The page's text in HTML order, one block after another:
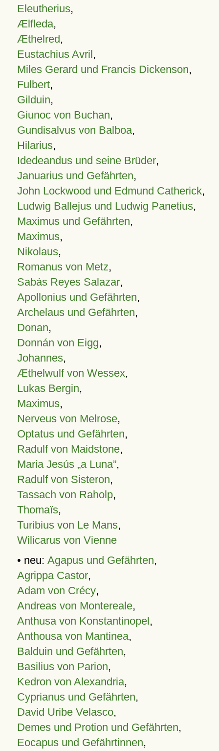
Eleutherius,
Ælfleda,
Æthelred,
Eustachius Avril,
Miles Gerard und Francis Dickenson,
Fulbert,
Gilduin,
Giunoc von Buchan,
Gundisalvus von Balboa,
Hilarius,
Idedeandus und seine Brüder,
Januarius und Gefährten,
John Lockwood und Edmund Catherick,
Ludwig Ballejus und Ludwig Panetius,
Maximus und Gefährten,
Maximus,
Nikolaus,
Romanus von Metz,
Sabás Reyes Salazar,
Apollonius und Gefährten,
Archelaus und Gefährten,
Donan,
Donnán von Eigg,
Johannes,
Æthelwulf von Wessex,
Lukas Bergin,
Maximus,
Nerveus von Melrose,
Optatus und Gefährten,
Radulf von Maidstone,
Maria Jesús „a Luna”,
Radulf von Sisteron,
Tassach von Raholp,
Thomaïs,
Turibius von Le Mans,
Wilicarus von Vienne
• neu: Agapus und Gefährten,
Agrippa Castor,
Adam von Crécy,
Andreas von Montereale,
Anthusa von Konstantinopel,
Anthousa von Mantinea,
Balduin und Gefährten,
Basilius von Parion,
Kedron von Alexandria,
Cyprianus und Gefährten,
David Uribe Velasco,
Demes und Protion und Gefährten,
Eocapus und Gefährtinnen,